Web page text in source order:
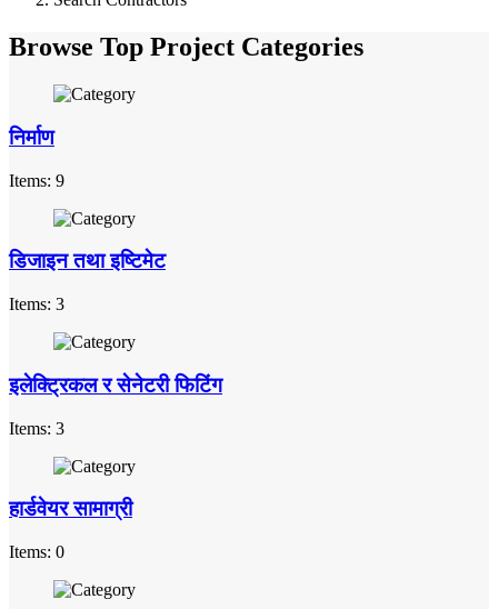
Browse Top Project Categories
निर्माण
Items: 9
डिजाइन तथा इष्टिमेट
Items: 3
इलेक्ट्रिकल र सेनेटरी फिटिंग
Items: 3
हार्डवेयर सामाग्री
Items: 0